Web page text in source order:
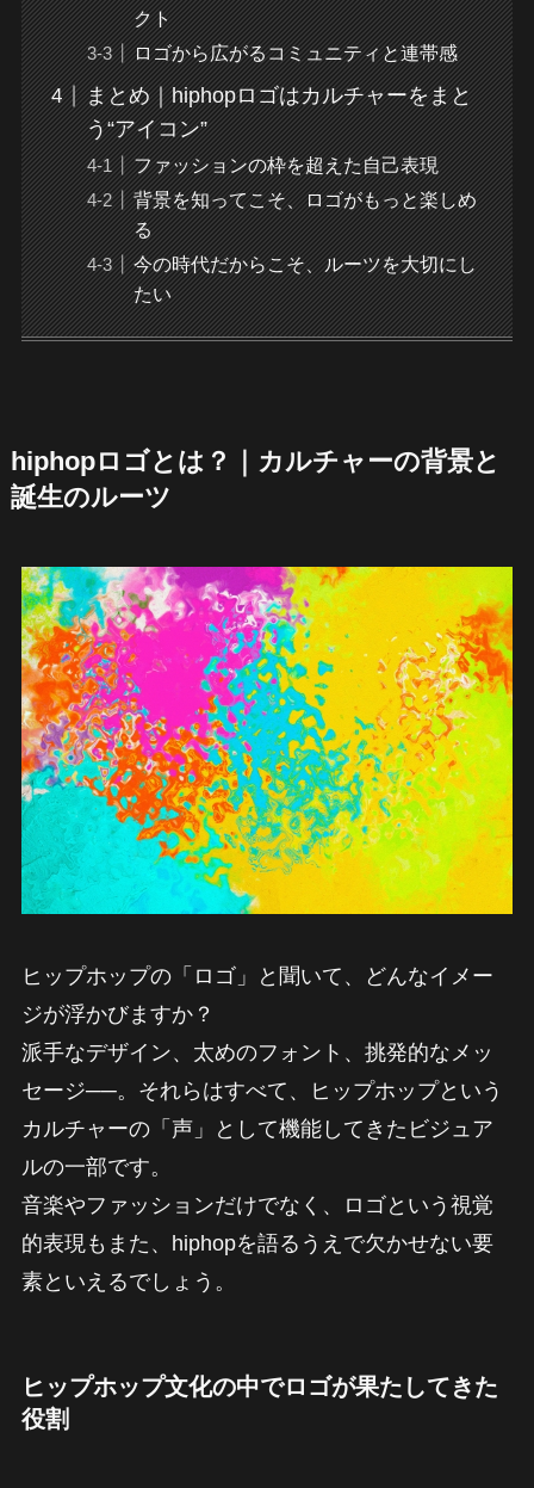
クト
ロゴから広がるコミュニティと連帯感
まとめ｜hiphopロゴはカルチャーをまと
う“アイコン”
ファッションの枠を超えた自己表現
背景を知ってこそ、ロゴがもっと楽しめ
る
今の時代だからこそ、ルーツを大切にし
たい
hiphopロゴとは？｜カルチャーの背景と
誕生のルーツ
ヒップホップの「ロゴ」と聞いて、どんなイメー
ジが浮かびますか？
派手なデザイン、太めのフォント、挑発的なメッ
セージ──。それらはすべて、ヒップホップという
カルチャーの「声」として機能してきたビジュア
ルの一部です。
音楽やファッションだけでなく、ロゴという視覚
的表現もまた、hiphopを語るうえで欠かせない要
素といえるでしょう。
ヒップホップ文化の中でロゴが果たしてきた
役割